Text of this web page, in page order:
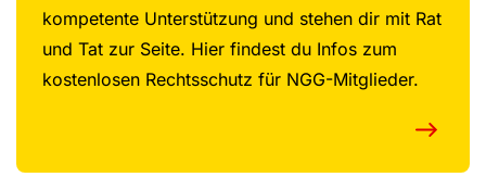
kompetente Unterstützung und stehen dir mit Rat
und Tat zur Seite. Hier findest du Infos zum
kostenlosen Rechtsschutz für NGG-Mitglieder.